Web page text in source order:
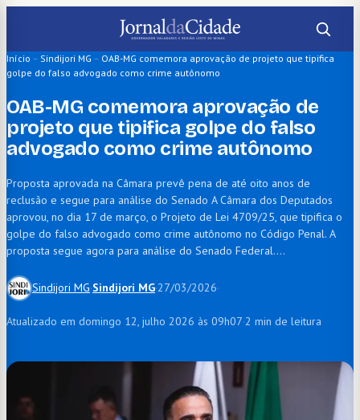
o
conteúdo
Início – Sindijori MG – OAB-MG comemora aprovação de projeto que tipifica
golpe do falso advogado como crime autônomo
OAB-MG comemora aprovação de
projeto que tipifica golpe do falso
advogado como crime autônomo
Proposta aprovada na Câmara prevê pena de até oito anos de
reclusão e segue para análise do Senado A Câmara dos Deputados
aprovou, no dia 17 de março, o Projeto de Lei 4709/25, que tipifica o
golpe do falso advogado como crime autônomo no Código Penal. A
proposta segue agora para análise do Senado Federal.…
Sindijori MG·Sindijori MG·27/03/2026·
Atualizado em domingo 12, julho 2026 às 09h07·2 min de leitura